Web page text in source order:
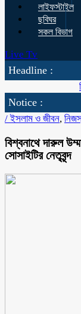
লাইফস্টাইল
ছবিঘর
সকল বিভাগ
Live Tv
Headline :
Notice :
/ইসলাম ও জীবন,
বিশ্বনাথে দারুল
সোসাইটির নেতৃবৃন্দ